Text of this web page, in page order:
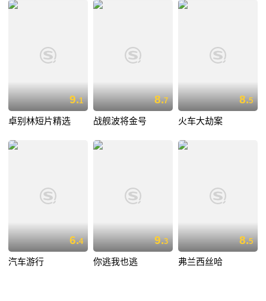
9.1
卓别林短片精选
8.7
战舰波将金号
8.5
火车大劫案
6.4
汽车游行
9.3
你逃我也逃
8.5
弗兰西丝哈